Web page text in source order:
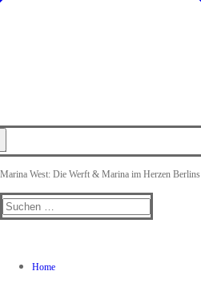
Marina West: Die Werft & Marina im Herzen Berlins
Suchen
Home